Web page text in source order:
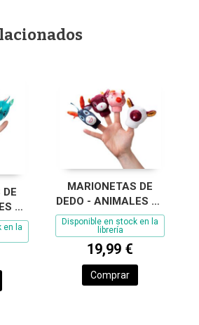
-
en la
MARIONETAS DE
DEDO - ANIMALES DE
GRANJA - TITELLA
DE DIT
Disponible en stock en la
librería
19,99 €
Comprar